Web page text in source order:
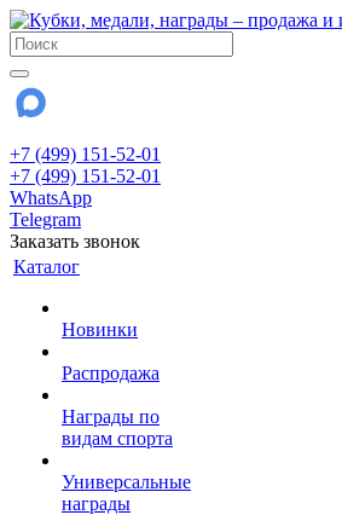
+7 (499) 151-52-01
+7 (499) 151-52-01
WhatsApp
Telegram
Заказать звонок
Каталог
Новинки
Распродажа
Награды по
видам спорта
Универсальные
награды